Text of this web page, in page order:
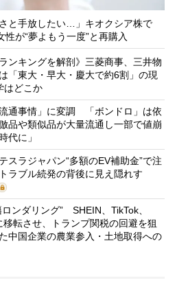
と手放したい…」キオクシア株で
が“夢よもう一度”と再購入
ンキングを解剖》三菱商事、三井物
「東大・早大・慶大で約6割」の現
どこか
通事情」に変調 「ボンドロ」は依
品や類似品が大量流通し一部で値崩
代に」
スラジャパン“多額のEV補助金”で注
ブル続発の背後に見え隠れす
ンダリング” SHEIN、TikTok、
転させ、トランプ関税の回避を狙
中国企業の農業参入・土地取得への